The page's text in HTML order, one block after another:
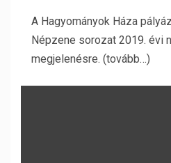
A Hagyományok Háza
Népzene sorozat 2019. évi
megjelenésre. (tovább…)